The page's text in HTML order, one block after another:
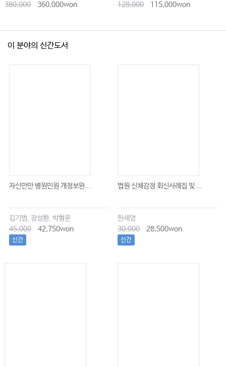
380,000
360,000won
128,000
115,000won
이 분야의 신간도서
자신만만 병원민원 개정보완...
김기범, 장성환, 박형윤
45,000
42,750won
신간
법원 신체감정 회신사례집 및 ...
한세영
30,000
28,500won
신간